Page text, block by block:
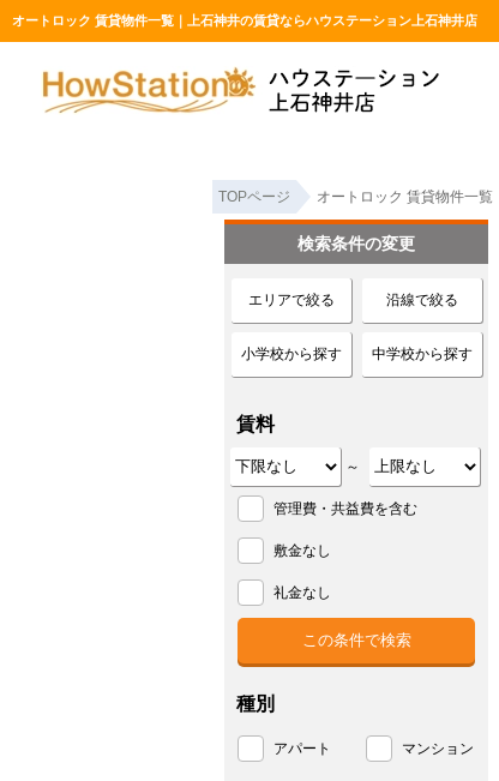
オートロック 賃貸物件一覧｜上石神井の賃貸ならハウステーション上石神井店
TOPページ オートロック 賃貸物件一覧
検索条件の変更
エリアで絞る 沿線で絞る
小学校から探す 中学校から探す
賃料
～
管理費・共益費を含む
敷金なし
礼金なし
種別
アパート マンション